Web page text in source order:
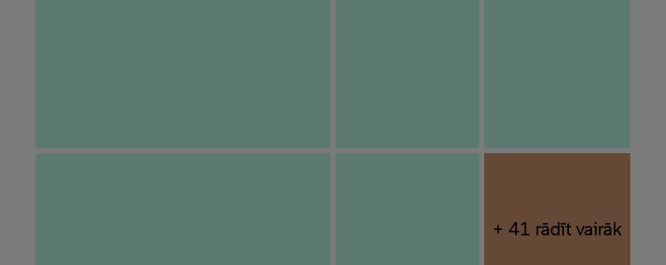
+ 41 rādīt vairāk